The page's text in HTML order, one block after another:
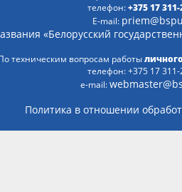
телефон:+375 17
E-mail:
«Белорусский
техническим вопросам работы
телефон:+375 17
e-mail:
Политика в отношении